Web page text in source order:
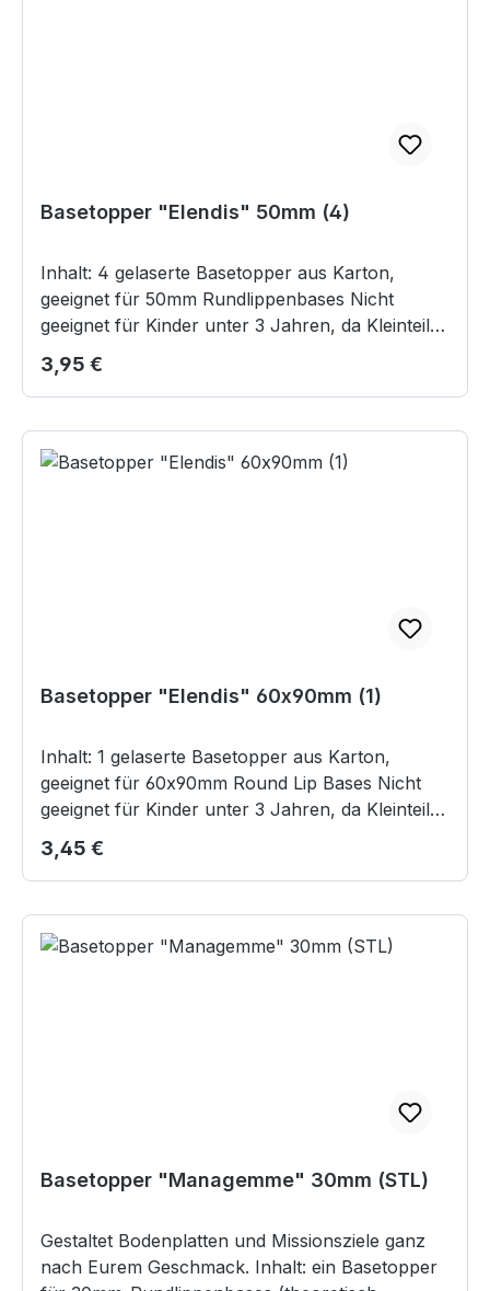
Basetopper "Elendis" 50mm (4)
Inhalt: 4 gelaserte Basetopper aus Karton,
geeignet für 50mm Rundlippenbases Nicht
geeignet für Kinder unter 3 Jahren, da Kleinteile
verschluckt werden können.
Regulärer Preis:
3,95 €
Basetopper "Elendis" 60x90mm (1)
Inhalt: 1 gelaserte Basetopper aus Karton,
geeignet für 60x90mm Round Lip Bases Nicht
geeignet für Kinder unter 3 Jahren, da Kleinteile
verschluckt werden können.
Regulärer Preis:
3,45 €
Basetopper "Managemme" 30mm (STL)
Gestaltet Bodenplatten und Missionsziele ganz
nach Eurem Geschmack. Inhalt: ein Basetopper